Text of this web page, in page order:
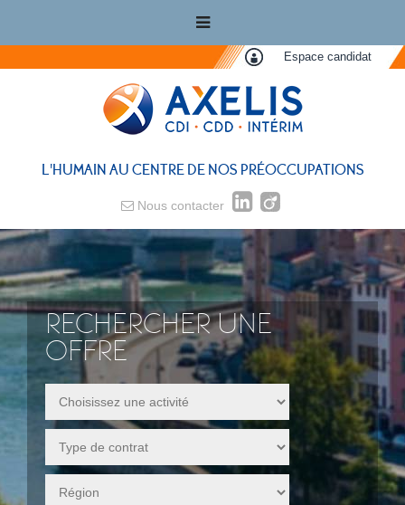
Espace candidat
L'HUMAIN AU CENTRE DE NOS PRÉOCCUPATIONS
Nous contacter
RECHERCHER UNE
OFFRE